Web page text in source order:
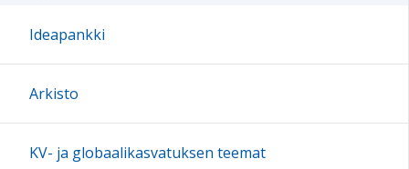
Ideapankki
Arkisto
KV- ja globaalikasvatuksen teemat